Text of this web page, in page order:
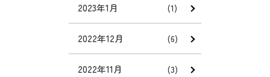
2023年1月 (1)
2022年12月 (6)
2022年11月 (3)